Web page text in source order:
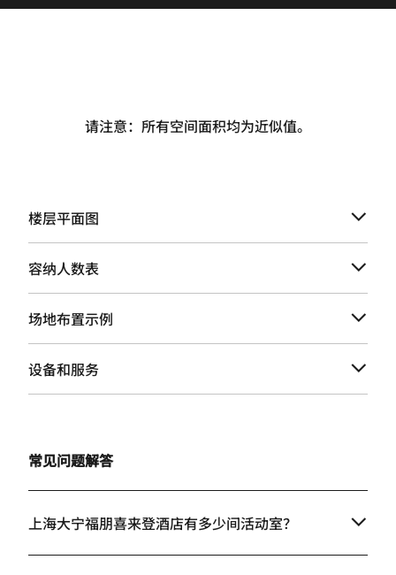
请注意：所有空间面积均为近似值。
楼层平面图
容纳人数表
场地布置示例
设备和服务
常见问题解答
上海大宁福朋喜来登酒店有多少间活动室？